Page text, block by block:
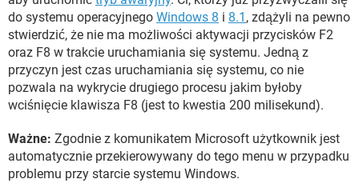
do systemu operacyjnego Windows 8 i 8.1 , zdążyli na pewno
stwierdzić, że nie ma możliwości aktywacji przycisków F2
oraz F8 w trakcie uruchamiania się systemu. Jedną z
przyczyn jest czas uruchamiania się systemu, co nie
pozwala na wykrycie drugiego procesu jakim byłoby
wciśnięcie klawisza F8 (jest to kwestia 200 milisekund).
Ważne: Zgodnie z komunikatem Microsoft użytkownik jest
automatycznie przekierowywany do tego menu w przypadku
problemu przy starcie systemu Windows.